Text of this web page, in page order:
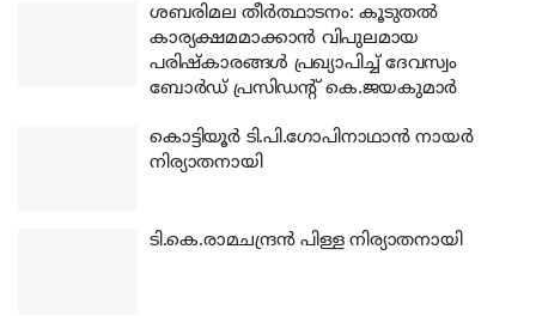
ശബരിമല തീര്‍ത്ഥാടനം: കൂടുതല്‍
കാര്യക്ഷമമാക്കാന്‍ വിപുലമായ
പരിഷ്‌കാരങ്ങള്‍ പ്രഖ്യാപിച്ച് ദേവസ്വം
ബോര്‍ഡ് പ്രസിഡന്റ് കെ.ജയകുമാര്‍
കൊട്ടിയൂര്‍ ടി.പി.ഗോപിനാഥാന്‍ നായര്‍
നിര്യാതനായി
ടി.കെ.രാമചന്ദ്രന്‍ പിള്ള നിര്യാതനായി